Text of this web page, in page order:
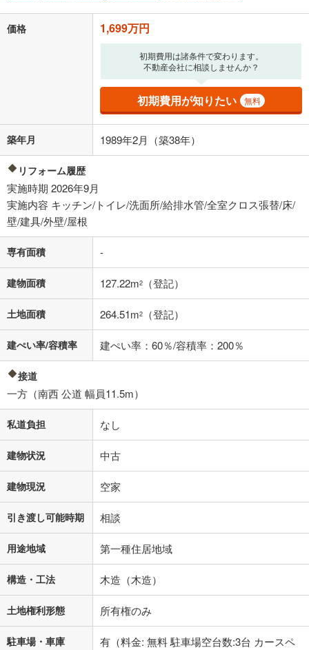
る値は、実際の金融機関等における貸出金利とは何ら関係がなく、実際
の金融機関等における貸出金利を何ら保証するものではありません。返
済方法「元利均等返済」にて算出しております。入力された金利を35年
適用した場合の計算結果を表示しています。
その他月額費用や、初期費用がかかります。ご注意ください。実際にお
借り入れの際は各金融機関等に、必ずご自身でご確認をお願いいたしま
条件によってお借り入れができないことがあります。
不動産会社に購入相談をする 無料
閉じる
価格 1,699万円
初期費用は諸条件で変わります。
不動産会社に相談しませんか？
初期費用が知りたい 無料
築年月 1989年2月（築38年）
リフォーム履歴
実施時期 2026年9月
実施内容 キッチン/トイレ/洗面所/給排水管/全室クロス張替/床/
壁/建具/外壁/屋根
専有面積 -
建物面積 127.22m2 （登記）
土地面積 264.51m2 （登記）
建ぺい率/容積率 建ぺい率：60％/容積率：200％
接道
一方（南西 公道 幅員11.5m）
私道負担 なし
建物状況 中古
建物現況 空家
引き渡し可能時期 相談
用途地域 第一種住居地域
構造・工法 木造（木造）
土地権利形態 所有権のみ
駐車場・車庫
有（料金: 無料 駐車場空台数:3台 カースペ